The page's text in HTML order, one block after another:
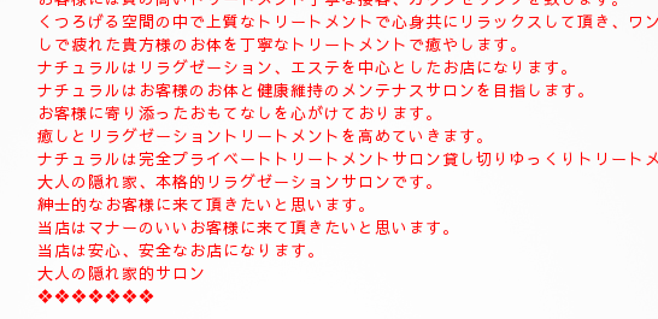
SMSのご予約はお名前、入れてくださいね。
お電話のお客様はご予約のみ対応致します。
SMSでもご予約可能でございます。
📱ご新規様のご予約はお電話にてお願い致しす。📱
(完全ご予約制になります。)
(お客様当店は現金のみになります。)
ご予約のお客様
📱初めての方はお電話お願い致します。📱
(ご新規様)
◆お名前
◆希望コース
◆希望のお時間
📱😊ご予約のお客様のみ24時間SMSご予約可能でございます。
お名前、希望コース、希望お時間を必ず入れてメールください。